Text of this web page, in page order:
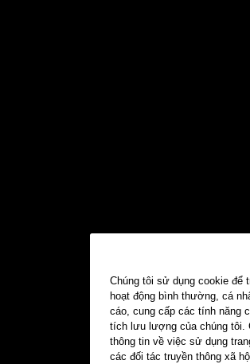
Chúng tôi sử dụng cookie để
hoạt động bình thường, cá
cáo, cung cấp các tính năng
tích lưu lượng của chúng tôi.
thông tin về việc sử dụng
các đối tác truyền thông xã